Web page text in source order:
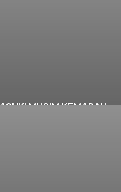
MUSIM KEMARAU